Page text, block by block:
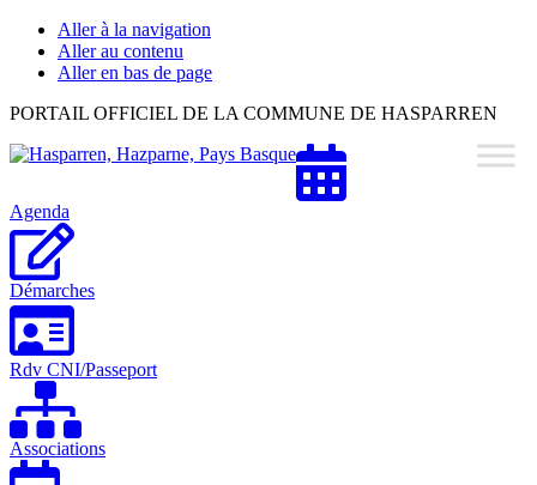
Aller à la navigation
Aller au contenu
Aller en bas de page
Hasparren,
Pays
PORTAIL OFFICIEL DE LA COMMUNE DE HASPARREN
Agenda
Démarches
Rdv CNI/Passeport
Associations